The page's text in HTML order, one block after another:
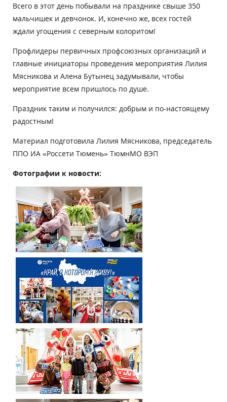
Всего в этот день побывали на празднике свыше 350
мальчишек и девчонок. И, конечно же, всех гостей
ждали угощения с северным колоритом!
Профлидеры первичных профсоюзных организаций и
главные инициаторы проведения мероприятия Лилия
Мясникова и Алена Бутынец задумывали, чтобы
мероприятие всем пришлось по душе.
Праздник таким и получился: добрым и по-настоящему
радостным!
Материал подготовила Лилия Мясникова, председатель
ППО ИА «Россети Тюмень» ТюмнМО ВЭП
Фотографии к новости: